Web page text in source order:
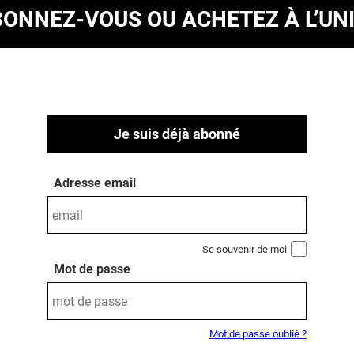
VOUS OU ACHETEZ À
Je suis déjà abonné
Adresse email
Se souvenir de moi
Mot de passe
Mot de passe oublié ?